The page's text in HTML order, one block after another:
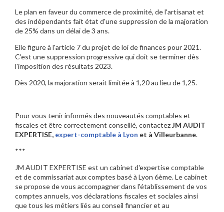
Le plan en faveur du commerce de proximité, de l'artisanat et
des indépendants fait état d'une suppression de la majoration
de 25% dans un délai de 3 ans.
Elle figure à l'article 7 du projet de loi de finances pour 2021.
C'est une suppression progressive qui doit se terminer dès
l'imposition des résultats 2023.
Dès 2020, la majoration serait limitée à 1,20 au lieu de 1,25.
Pour vous tenir informés des nouveautés comptables et
fiscales et être correctement conseillé, contactezJM AUDIT
EXPERTISE, expert-comptable à Lyon et à Villeurbanne.
***
JM AUDIT EXPERTISE est un cabinet d'expertise comptable
et de commissariat aux comptes basé à Lyon 6ème. Le cabinet
se propose de vous accompagner dans l'établissement de vos
comptes annuels, vos déclarations fiscales et sociales ainsi
que tous les métiers liés au conseil financier et au